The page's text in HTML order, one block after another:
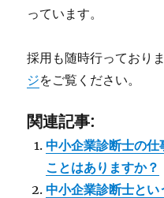
っています。
採用も随時行っておりま
ジをご覧ください。
関連記事:
中小企業診断士の
ことはありますか？
中小企業診断士と